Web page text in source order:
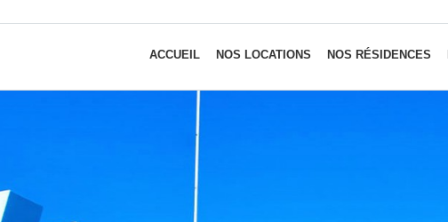
ACCUEIL NOS LOCATIONS NOS RÉSIDENCES